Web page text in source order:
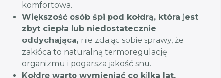
komfortowa.
Większość osób śpi pod kołdrą, która jest
zbyt ciepła lub niedostatecznie
oddychająca, nie zdając sobie sprawy, że
zakłóca to naturalną termoregulację
organizmu i pogarsza jakość snu.
Kołdrę warto wymieniać co kilka lat,